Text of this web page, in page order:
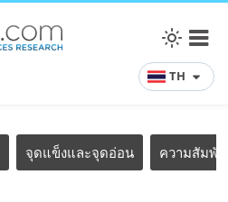
TH
จุดแข็งและจุดอ่อน ความสัมพั